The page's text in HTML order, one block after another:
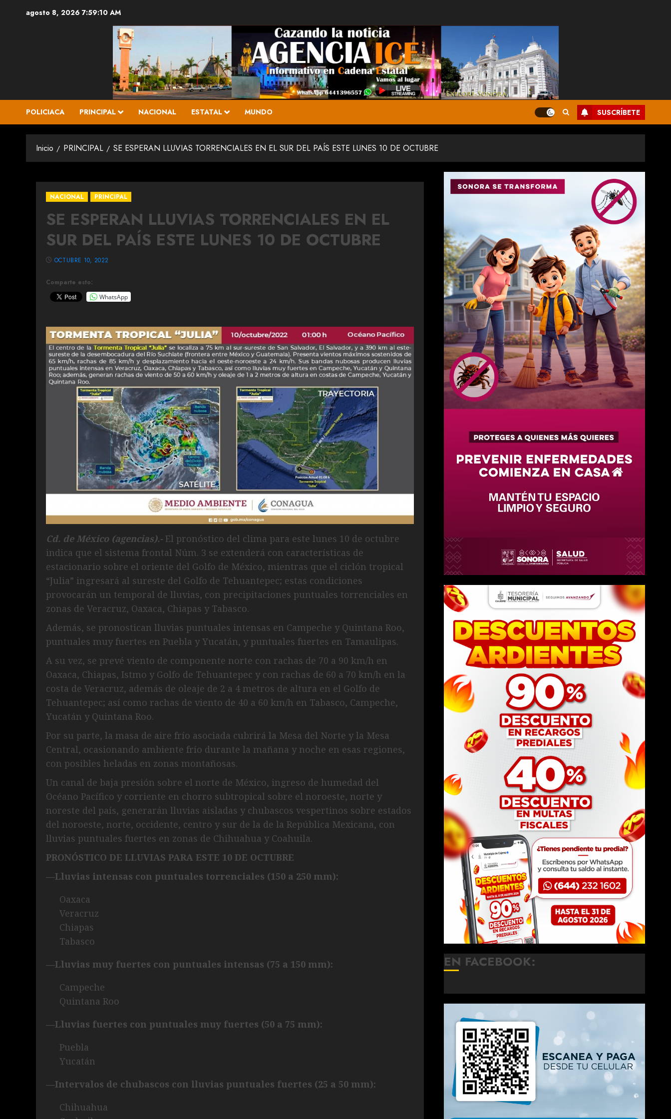
agosto 8, 2026 7:59:11 AM
POLICIACA PRINCIPAL NACIONAL ESTATAL MUNDO SUSCRÍBETE
Inicio PRINCIPAL SE ESPERAN LLUVIAS TORRENCIALES EN EL SUR DEL PAÍS ESTE LUNES 10 DE OCTUBRE
NACIONAL PRINCIPAL
SE ESPERAN LLUVIAS TORRENCIALES EN EL
SUR DEL PAÍS ESTE LUNES 10 DE OCTUBRE
Comparte esto:
WhatsApp
OCTUBRE 10, 2022
Cd. de México (agencias).- El pronóstico del clima para este lunes 10 de octubre
indica que el sistema frontal Núm. 3 se extenderá con características de
estacionario sobre el oriente del Golfo de México, mientras que el ciclón tropical
“Julia” ingresará al sureste del Golfo de Tehuantepec; estas condiciones
provocarán un temporal de lluvias, con precipitaciones puntuales torrenciales en
zonas de Veracruz, Oaxaca, Chiapas y Tabasco.
Además, se pronostican lluvias puntuales intensas en Campeche y Quintana Roo,
puntuales muy fuertes en Puebla y Yucatán, y puntuales fuertes en Tamaulipas.
A su vez, se prevé viento de componente norte con rachas de 70 a 90 km/h en
Oaxaca, Chiapas, Istmo y Golfo de Tehuantepec y con rachas de 60 a 70 km/h en la
costa de Veracruz, además de oleaje de 2 a 4 metros de altura en el Golfo de
Tehuantepec; así como rachas de viento de 40 a 60 km/h en Tabasco, Campeche,
Yucatán y Quintana Roo.
Por su parte, la masa de aire frío asociada cubrirá la Mesa del Norte y la Mesa
Central, ocasionando ambiente frío durante la mañana y noche en esas regiones,
con posibles heladas en zonas montañosas.
Un canal de baja presión sobre el norte de México, ingreso de humedad del
Océano Pacífico y corriente en chorro subtropical sobre el noroeste, norte y
noreste del país, generarán lluvias aisladas y chubascos vespertinos sobre estados
del noroeste, norte, occidente, centro y sur de la de la República Mexicana, con
lluvias puntuales fuertes en zonas de Chihuahua y Coahuila.
PRONÓSTICO DE LLUVIAS PARA ESTE 10 DE OCTUBRE
—Lluvias intensas con puntuales torrenciales (150 a 250 mm):
Oaxaca
Veracruz
Chiapas
Tabasco
—Lluvias muy fuertes con puntuales intensas (75 a 150 mm):
Campeche
Quintana Roo
—Lluvias fuertes con puntuales muy fuertes (50 a 75 mm):
Puebla
Yucatán
—Intervalos de chubascos con lluvias puntuales fuertes (25 a 50 mm):
Chihuahua
EN FACEBOOK: